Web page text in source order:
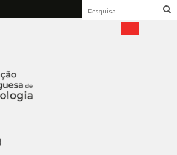
Portuguesa